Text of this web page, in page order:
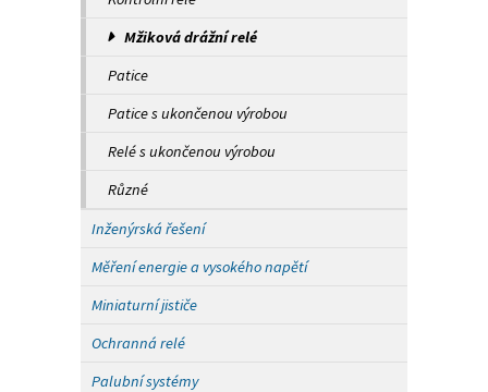
Mžiková drážní relé
Patice
Patice s ukončenou výrobou
Relé s ukončenou výrobou
Různé
Inženýrská řešení
Měření energie a vysokého napětí
Miniaturní jističe
Ochranná relé
Palubní systémy